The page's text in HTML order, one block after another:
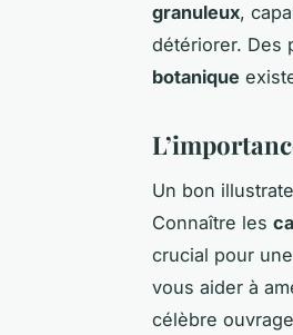
granuleux,
détériorer. Des
botanique
Un bon
Connaître les
crucial pour une
vous aider à
célèbre